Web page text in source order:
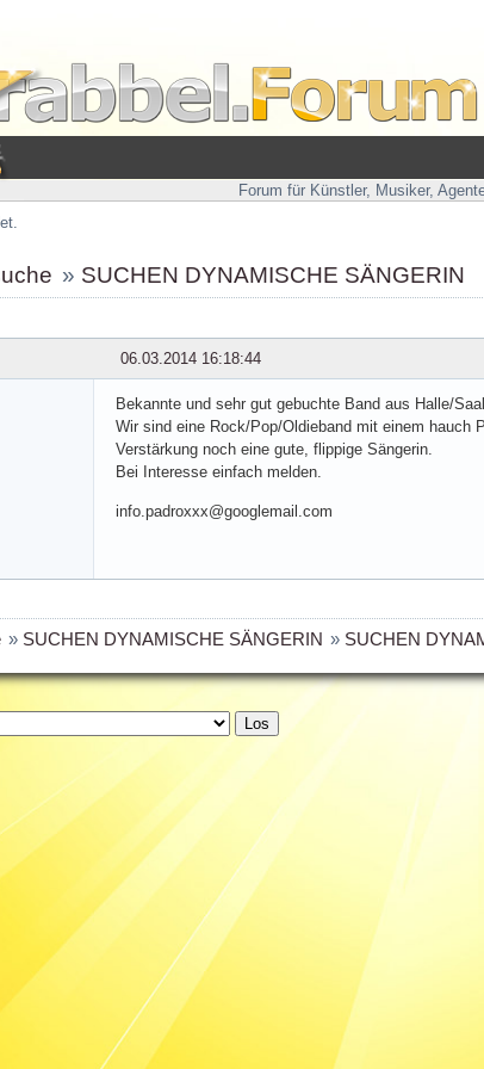
Forum für Künstler, Musiker,
» SUCHEN DYNAMISCHE SÄNGERIN
06.03.2014 16:18:44
Bekannte und sehr gut gebuchte Band aus Halle/
Wir sind eine Rock/Pop/Oldieband mit einem hauch
Verstärkung noch eine gute, flippige Sängerin.
Bei Interesse einfach melden.
info.padroxxx@googlemail.com
» SUCHEN DYNAMISCHE SÄNGERIN » SUCHEN